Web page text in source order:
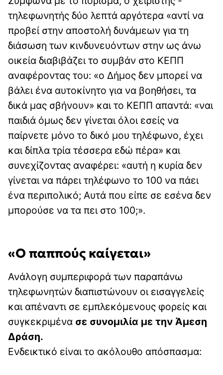
τηλεφωνητής δύο λεπτά αργότερα «αντί να
προβεί στην αποστολή δυνάμεων για τη
διάσωση των κινδυνευόντων στην ως άνω
οικεία διαβιβάζει το συμβάν στο ΚΕΠΠ
αναφέροντας του: «ο Δήμος δεν μπορεί να
βάλει ένα αυτοκίνητο για να βοηθήσει, τα
δικά μας σβήνουν» και το ΚΕΠΠ απαντά: «ναι
παιδιά όμως δεν γίνεται όλοι εσείς να
παίρνετε μόνο το δικό μου τηλέφωνο, έχει
και δίπλα τρία τέσσερα εδώ πέρα» και
συνεχίζοντας αναφέρει: «αυτή η κυρία δεν
γίνεται να πάρει τηλέφωνο το 100 να πάει
ένα περιπολικό; Αυτά που είπε σε εσένα δεν
μπορούσε να τα πει στο 100;».
«Ο παππούς καίγεται»
Ανάλογη συμπεριφορά των παραπάνω
τηλεφωνητών διαπιστώνουν οι εισαγγελείς
και απέναντι σε εμπλεκόμενους φορείς και
συγκεκριμένα σε συνομιλία με την Άμεση
Δράση.
Ενδεικτικό είναι το ακόλουθο απόσπασμα: